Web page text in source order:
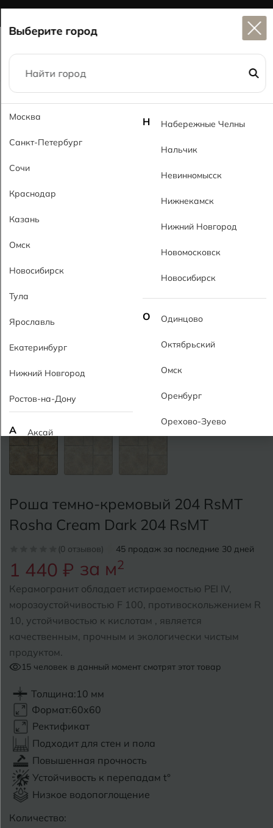
Главная Каталог
60x60
Роша темно-кремовый 204 RsMT Rosha Cream Dark 204 RsMT
Роша темно-кремовый 204 RsMT
Rosha Cream Dark 204 RsMT
(0 отзывов) 45 продаж за последние 30 дней
1 440 ₽ за м2
Керамогранит обладает истираемостью PEI IV,
морозоустойчивостью F 100, противоскольжением R
10, устойчивостью к кислотам , является
качественным, прочным и экологически чистым
продуктом.
15 человек в данный момент смотрят этот товар
Толщина:10 мм
Формат:60x60
Ректификат
Подходит для стен и пола
Повышенная прочность
Устойчивость к перепадам t°
Низкое водопоглощение
Количество:
Выберите город
Москва
Санкт-Петербург
Сочи
Краснодар
Казань
Омск
Новосибирск
Тула
Ярославль
Екатеринбург
Нижний Новгород
Ростов-на-Дону
А Аксай
Анапа
Б Барнаул
Белгород
Белореченск
Боровичи
Бугульма
Бугуруслан
В Великий Новгород
Владимир
Волгоград
Н Набережные Челны
Нальчик
Невинномысск
Нижнекамск
Нижний Новгород
Новомосковск
Новосибирск
О Одинцово
Октябрьский
Омск
Оренбург
Орехово-Зуево
Ростов-на-Дону
Саратов